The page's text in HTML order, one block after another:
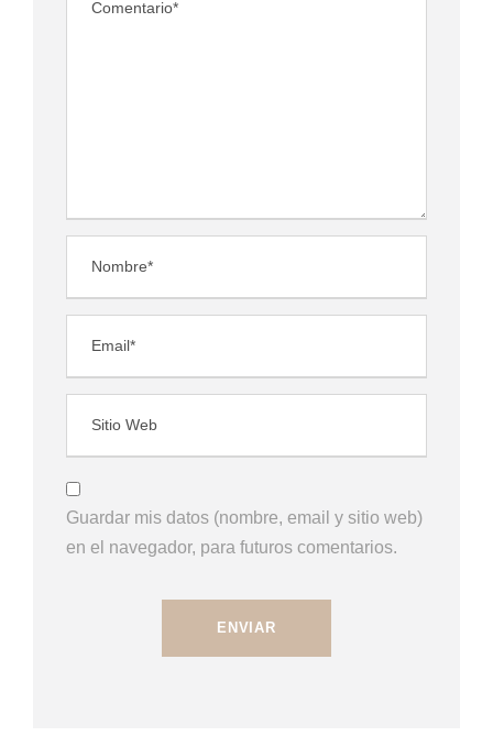
Guardar mis datos (nombre, email y sitio web)
en el navegador, para futuros comentarios.